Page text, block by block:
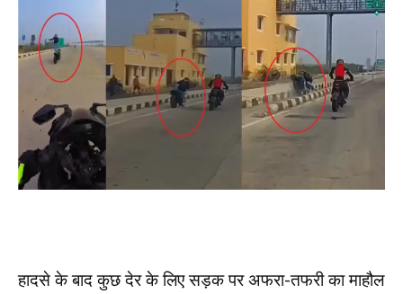
हादसे के बाद कुछ देर के लिए सड़क पर अफरा-तफरी का माहौल